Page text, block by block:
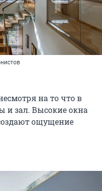
на то что в
и зал. Высокие окна
ощущение